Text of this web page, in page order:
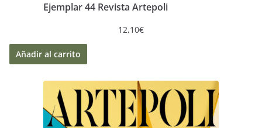
Ejemplar 44 Revista Artepoli
12,10€
Añadir al carrito